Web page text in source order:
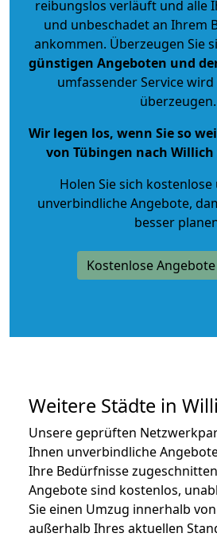
reibungslos verläuft und alle
und unbeschadet an Ihrem
ankommen. Überzeugen Sie
günstigen Angeboten und
umfassender Service
überzeugen.
Wir legen los, wenn Sie so
von Tübingen nach
Holen Sie sich
unverbindliche Angebote,
besser
Kostenlose
Weitere Städte in
Unsere geprüften
Ihnen unverbindliche
Ihre Bedürfnisse
Angebote sind kostenlos,
Sie einen Umzug innerhalb
außerhalb Ihres aktuellen